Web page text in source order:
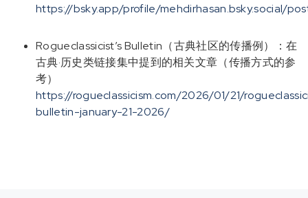
https://bsky.app/profile/mehdirhasan.bsky.social/
Rogueclassicist’s Bulletin（古典社区的传播例）：在
古典·历史类链接集中提到的相关文章（传播方式的参
考）
https://rogueclassicism.com/2026/01/21/
bulletin-january-21-2026/